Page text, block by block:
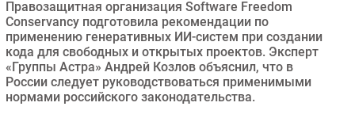
Безопасность
Инновации
CIO/Управление ИТ
Гаджеты
Правозащитная организация Software Freedom
Conservancy подготовила рекомендации по
применению генеративных ИИ-систем при создании
кода для свободных и открытых проектов. Эксперт
«Группы Астра» Андрей Козлов объяснил, что в
России следует руководствоваться применимыми
нормами российского законодательства.